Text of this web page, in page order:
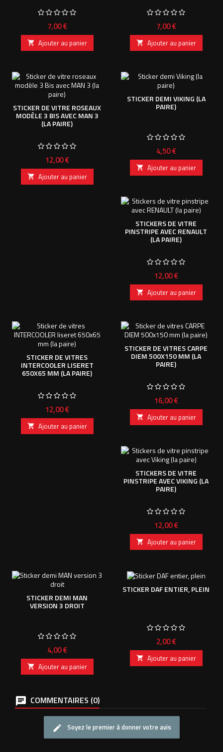
Prix
7,00 €
 Ajouter au panier
Prix
7,00 €
 Ajouter au panier
STICKER DE VITRE ROSEAUX
MODÈLE 3 BIS AVEC MAN 3
(LA PAIRE)
Prix
12,00 €
 Ajouter au panier
STICKER DEMI VIKING (LA
PAIRE)
Prix
4,50 €
 Ajouter au panier
STICKERS DE VITRE
PINSTRIPE AVEC RENAULT
(LA PAIRE)
Prix
12,00 €
 Ajouter au panier
STICKER DE VITRES
INTERCOOLER LISERET
650X65 MM (LA PAIRE)
Prix
12,00 €
 Ajouter au panier
STICKER DE VITRES CARPE
DIEM 500X150 MM (LA
PAIRE)
Prix
16,00 €
 Ajouter au panier
STICKERS DE VITRE
PINSTRIPE AVEC VIKING (LA
PAIRE)
Prix
12,00 €
 Ajouter au panier
STICKER DEMI MAN
VERSION 3 DROIT
Prix
4,00 €
 Ajouter au panier
STICKER DAF ENTIER, PLEIN
Prix
2,00 €
 Ajouter au panier
COMMENTAIRES (0)
Soyez le premier à donner votre avis